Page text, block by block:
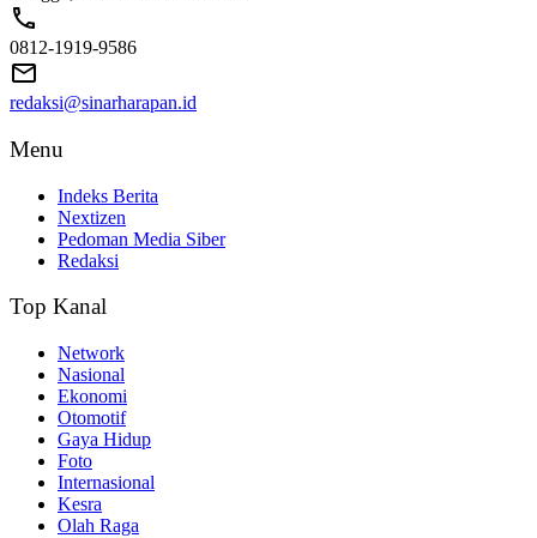
0812-1919-9586
redaksi@sinarharapan.id
Menu
Indeks Berita
Nextizen
Pedoman Media Siber
Redaksi
Top Kanal
Network
Nasional
Ekonomi
Otomotif
Gaya Hidup
Foto
Internasional
Kesra
Olah Raga